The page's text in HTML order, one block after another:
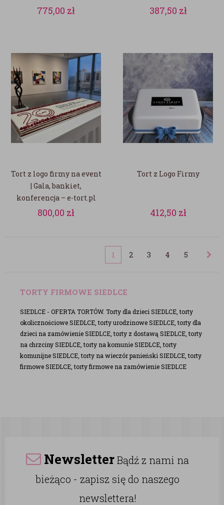
775,00 zł 387,50 zł
Tort z logo firmy na event
| Gala, bankiet,
konferencja – e-tort.pl
800,00 zł
Tort z Logo Firmy
412,50 zł
1 2 3 4 5
TORTY FIRMOWE SIEDLCE
SIEDLCE - OFERTA TORTÓW. Torty dla dzieci SIEDLCE, torty
okolicznościowe SIEDLCE, torty urodzinowe SIEDLCE, torty dla
dzieci na zamówienie SIEDLCE, torty z dostawą SIEDLCE, torty
na chrzciny SIEDLCE, torty na komunie SIEDLCE, torty
komunijne SIEDLCE, torty na wieczór panieński SIEDLCE, torty
firmowe SIEDLCE, torty firmowe na zamówienie SIEDLCE
NewsletterBądź z nami na
bieżąco - zapisz się do naszego
newslettera!